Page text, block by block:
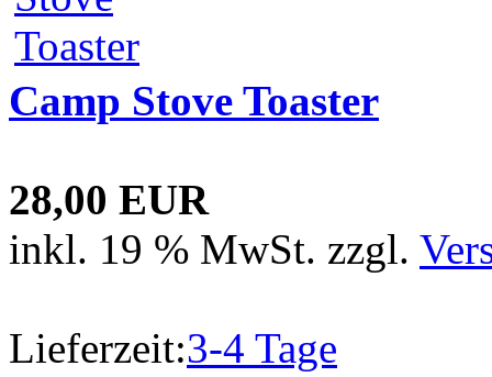
Camp Stove Toaster
28,00 EUR
inkl. 19 % MwSt. zzgl.
Lieferzeit:3-4 Tage